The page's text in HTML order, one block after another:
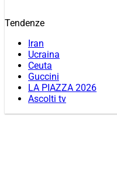
Tendenze
Iran
Ucraina
Ceuta
Guccini
LA PIAZZA 2026
Ascolti tv